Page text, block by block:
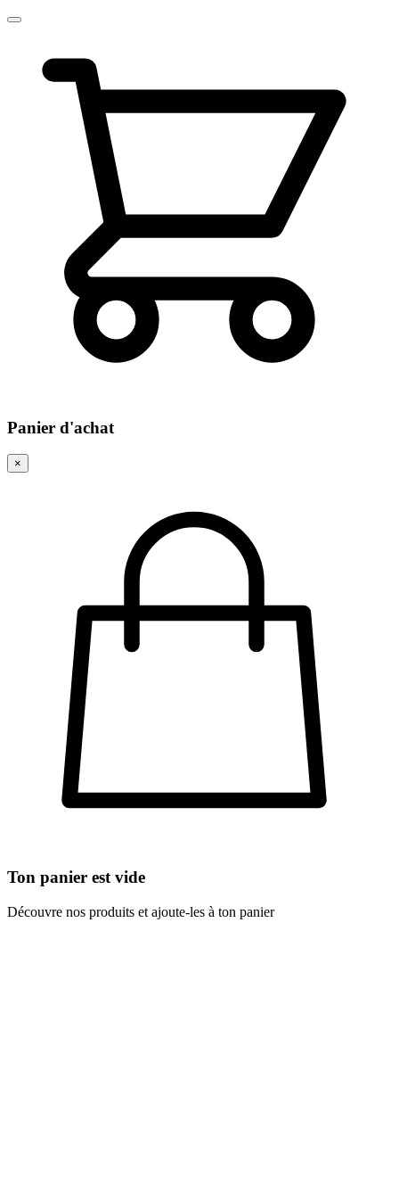
Panier d'achat
×
Ton panier est vide
Découvre nos produits et ajoute-les à ton panier